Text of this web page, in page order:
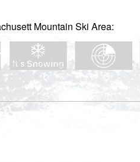
Mountain Ski Area: